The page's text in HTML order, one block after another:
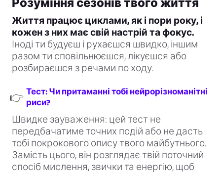
Розуміння сезонів твого життя
Життя працює циклами, як і пори року, і
кожен з них має свій настрій та фокус.
Іноді ти будуєш і рухаєшся швидко, іншим
разом ти сповільнюєшся, лікуєшся або
розбираєшся з речами по ходу.
👉 Тест: Чи притаманні тобі нейрорізноманітні
риси?
Швидке зауваження: цей тест не
передбачатиме точних подій або не дасть
тобі покрокового опису твого майбутнього.
Замість цього, він розглядає твій поточний
спосіб мислення, звички та енергію, щоб